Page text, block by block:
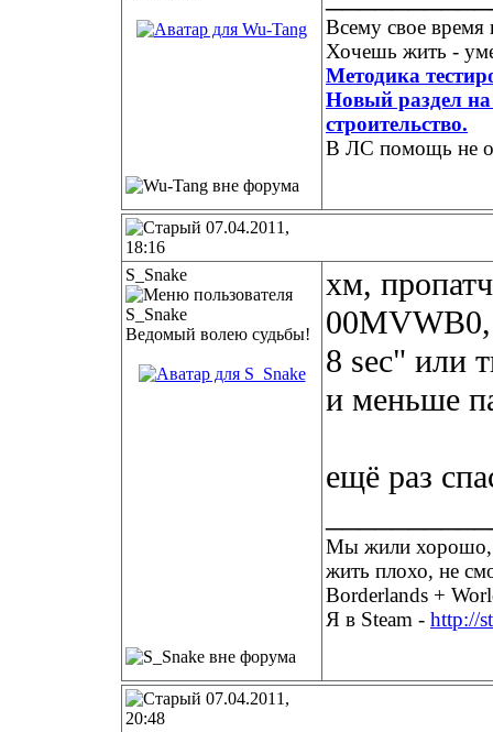
Всему свое
Хочешь жить -
Методика
Новый раздел
строительство.
В ЛС помощь не
07.04.2011,
18:16
S_Snake
Ведомый волею судьбы!
хм,
00MVWB0,
8 sec" или
и меньше
ещё раз
Мы жили хорошо,
жить плохо, не
Borderlands +
Я в Steam - http://
07.04.2011,
20:48